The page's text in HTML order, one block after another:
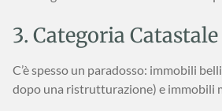
3. Categoria
C’è spesso un paradosso: immobili
dopo una ristrutturazione) e immobili